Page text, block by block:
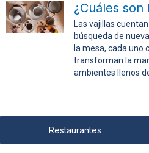
Las vajillas
búsqueda de
la mesa, cada uno
transforman la
ambientes llenos
Restaurantes